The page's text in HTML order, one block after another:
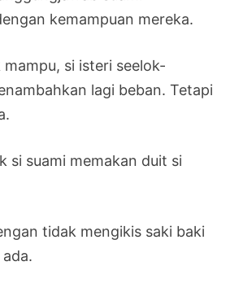
kemampuan mereka.
si isteri seelok-
lagi beban. Tetapi
si suami memakan duit si
tidak mengikis saki baki